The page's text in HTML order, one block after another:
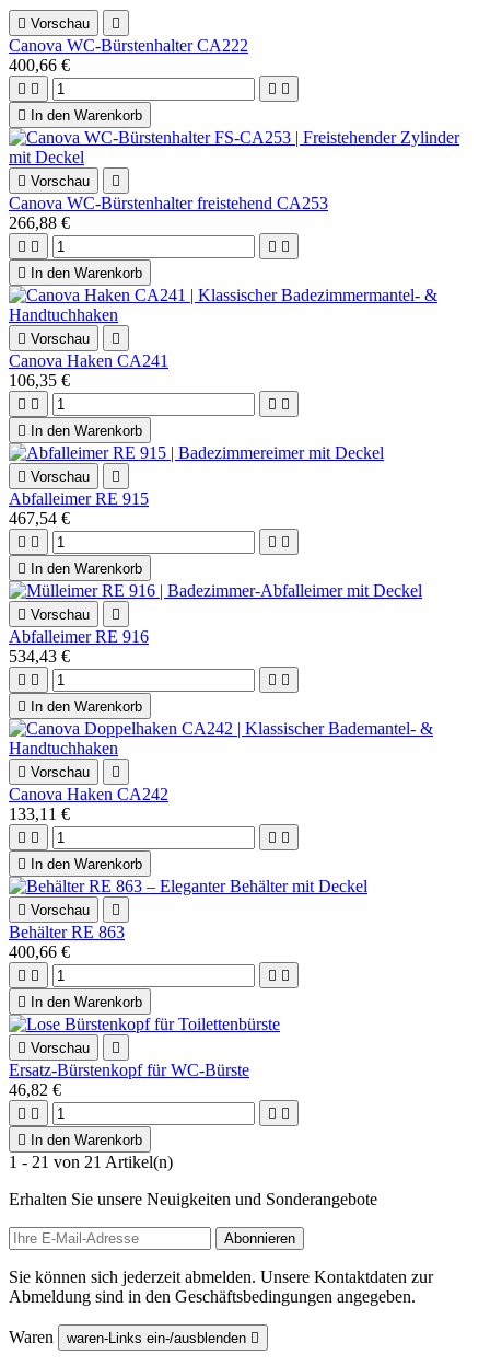
 Vorschau 
Canova WC-Bürstenhalter CA222
400,66 €
   

In den Warenkorb
 Vorschau 
Canova WC-Bürstenhalter freistehend CA253
266,88 €
   

In den Warenkorb
 Vorschau 
Canova Haken CA241
106,35 €
   

In den Warenkorb
 Vorschau 
Abfalleimer RE 915
467,54 €
   

In den Warenkorb
 Vorschau 
Abfalleimer RE 916
534,43 €
   

In den Warenkorb
 Vorschau 
Canova Haken CA242
133,11 €
   

In den Warenkorb
 Vorschau 
Behälter RE 863
400,66 €
   

In den Warenkorb
 Vorschau 
Ersatz-Bürstenkopf für WC-Bürste
46,82 €
   

In den Warenkorb
1 - 21 von 21 Artikel(n)
Erhalten Sie unsere Neuigkeiten und Sonderangebote
Sie können sich jederzeit abmelden. Unsere Kontaktdaten zur
Abmeldung sind in den Geschäftsbedingungen angegeben.
Waren waren-Links ein-/ausblenden 